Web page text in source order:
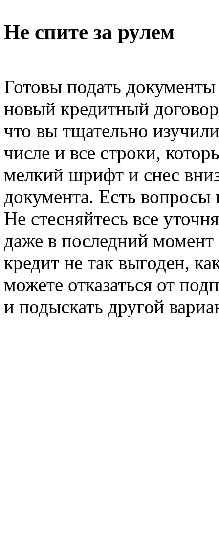
Не спите за рулем
Готовы подать
новый кредитный
что вы тщательно
числе и все строки,
мелкий шрифт и снес
документа. Есть
Не стесняйтесь все
даже в последний момент
кредит не так выгоден,
можете отказаться от
и подыскать другой